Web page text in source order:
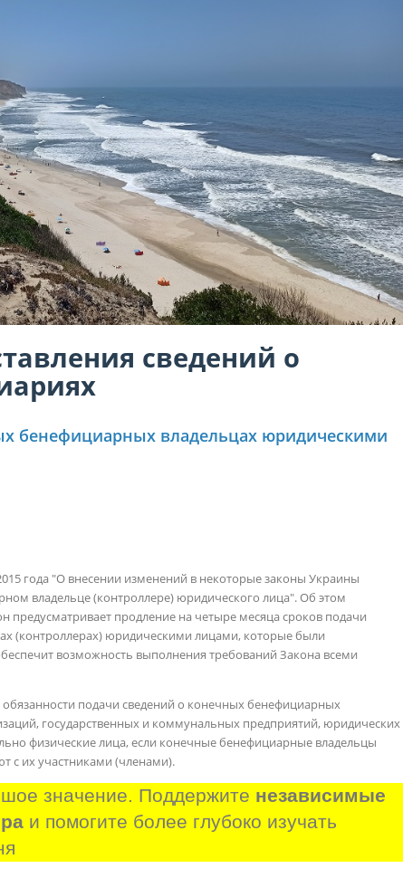
сведений о
бенефициарных владельцах юридическими
года "О внесении изменений в некоторые законы Украины
владельце (контроллере) юридического лица".Об этом
предусматривает продление на четыре месяца сроков подачи
(контроллерах) юридическими лицами, которые были
возможность выполнения требований Закона всеми
подачи сведений о конечных бенефициарных
государственных и коммунальных предприятий, юридических
физические лица, если конечные бенефициарные владельцы
с их участниками (членами).
значение. Поддержите независимые
и помогите более глубоко изучать